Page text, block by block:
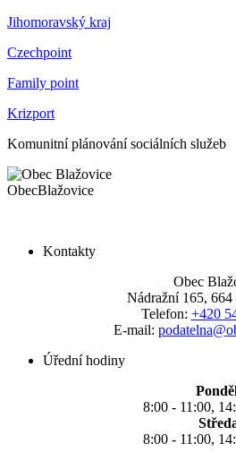
Jihomoravský kraj
Czechpoint
Family point
Krizport
Komunitní plánování sociálních služeb
ObecBlažovice
Kontakty
Obec
Nádražní 165,
Telefon: +420
E-mail:
Úřední hodiny
8:00 - 11:00,
8:00 - 11:00,